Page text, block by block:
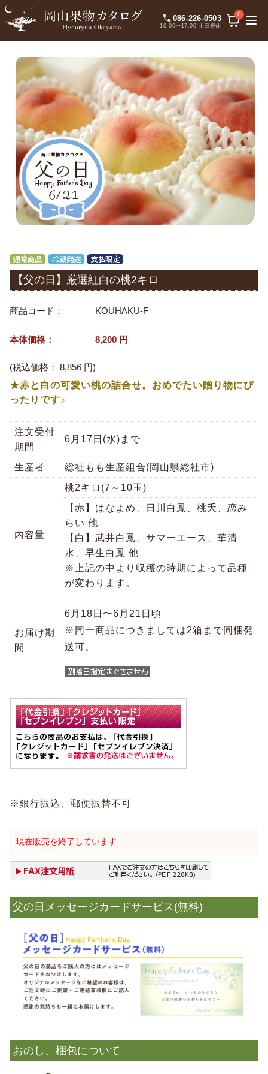
086-226-0503
10:00〜17:00 土日祝休
0
【父の日】厳選紅白の桃2キロ
商品コード： KOUHAKU-F
本体価格： 8,200円
(税込価格： 8,856 円)
★赤と白の可愛い桃の詰合せ。おめでたい贈り物にぴ
ったりです♪
注文受付
期間
6月17日(水)まで
生産者 総社もも生産組合(岡山県総社市)
内容量
桃2キロ(7～10玉)
【赤】はなよめ、日川白鳳、桃夭、恋み
らい 他
【白】武井白鳳、サマーエース、華清
水、早生白鳳 他
※上記の中より収穫の時期によって品種
が変わります。
お届け期
間
6月18日〜6月21日頃
※同一商品につきましては2箱まで同梱発
送可。
※銀行振込、郵便振替不可
現在販売を終了しています
父の日メッセージカードサービス(無料)
おのし、梱包について